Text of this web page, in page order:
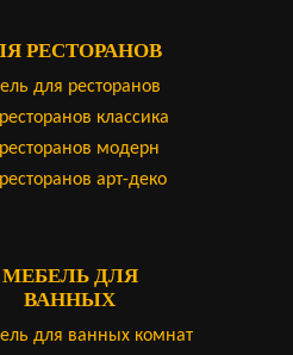
РЕСТОРАНОВ
для ресторанов
классика
модерн
арт-деко
МЕБЕЛЬ ДЛЯ
ВАННЫХ
для ванных комнат